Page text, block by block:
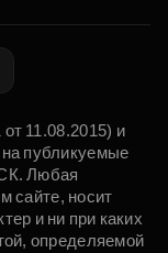
11.08.2015) и
публикуемые
Любая
сайте, носит
и ни при каких
определяемой